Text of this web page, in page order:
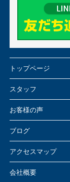
トップページ
スタッフ
お客様の声
ブログ
アクセスマップ
会社概要